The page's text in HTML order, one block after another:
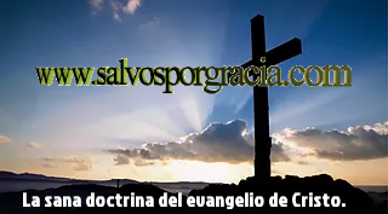
La sana doctrina del evangelio de Cristo.